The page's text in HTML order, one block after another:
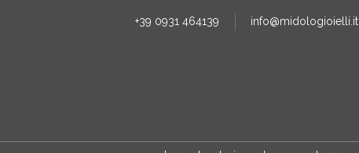
+39 0931 464139 info@midologioielli.it